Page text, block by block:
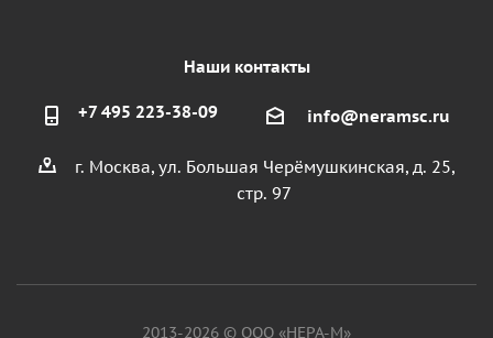
Наши контакты
+7 495 223-38-09 info@neramsc.ru
г. Москва, ул. Большая Черёмушкинская, д. 25,
стр. 97
2013-2026 © ООО «НЕРА-М»